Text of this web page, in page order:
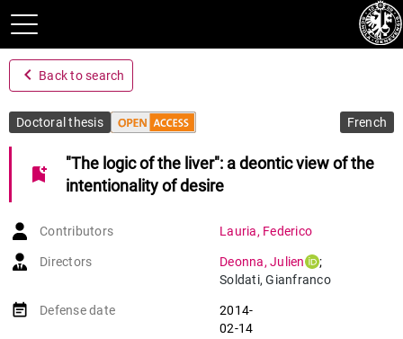
navigate_before Back to search
Doctoral thesis French
bookmark_add
"The logic of the liver": a deontic view of the
intentionality of desire
Contributors Lauria, Federico
Directors Deonna, Julien
;
Soldati,Gianfranco
event_note Defense date
2014-
02-14